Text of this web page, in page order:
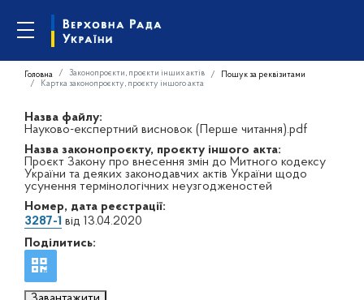
Головна Законопроєкти, проєкти інших актів
Пошук за реквізитами
Картка законопроєкту, проєкту іншого акта
Назва файлу:
Науково-експертний висновок (Перше читання).pdf
Назва законопроєкту, проєкту іншого акта:
Проєкт Закону про внесення змін до Митного кодексу
України та деяких законодавчих актів України щодо
усунення термінологічних неузгодженостей
Номер, дата реєстрації:
3287-1 від 13.04.2020
Поділитись: